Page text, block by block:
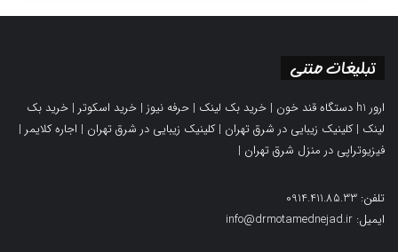
تبلیغات متنی
ارور h1 دستگاه قند خون | خرید بک لینک | حرفه نیوز | خرید اسکوتر | خرید بک
لینک |کلینیک زیبایی در شرق تهران |کلینیک زیبایی در شرق تهران | اجاره کلایمر |
فیزیوتراپی در منزل شرق تهران |
تلفن: 0914.411.85.33
ایمیل: info@drmotamednejad.ir